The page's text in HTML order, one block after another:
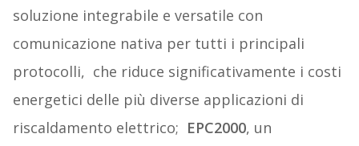
soluzione integrabile e versatile con
comunicazione nativa per tutti i principali
protocolli, che riduce significativamente i costi
energetici delle più diverse applicazioni di
riscaldamento elettrico; EPC2000, un